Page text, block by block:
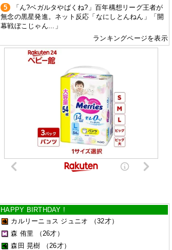
5
「ん?ベガルタやばくね?」百年構想リーグ王者が
無念の黒星発進。ネット反応「なにしとんねん」「開
幕戦ぼこじゃん...」
ランキングページを表示
HAPPY BIRTHDAY !
カルリーニョス ジュニオ
（32才）
森 侑里
（26才）
森田 晃樹
（26才）